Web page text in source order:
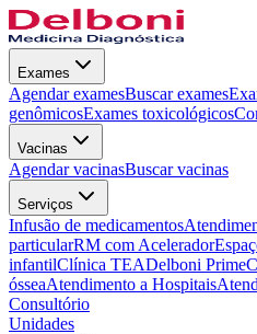
Exames
Agendar examesBuscar exames
genômicosExames toxicológicos
Vacinas
Agendar vacinasBuscar vacinas
Serviços
Infusão de medicamentos
particularRM com Acelerador
infantilClínica TEADelboni Prime
ósseaAtendimento a Hospitais
Consultório
Unidades